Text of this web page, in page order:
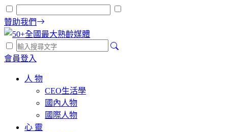
贊助我們
會員登入
人 物
CEO生活學
國內人物
國際人物
心 靈